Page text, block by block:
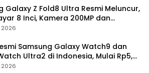
Galaxy Z Fold8 Ultra Resmi Meluncur,
8 Inci, Kamera 200MP dan
8 Elite Gen 5
Samsung Galaxy Watch9 dan
Ultra2 di Indonesia, Mulai Rp5,9